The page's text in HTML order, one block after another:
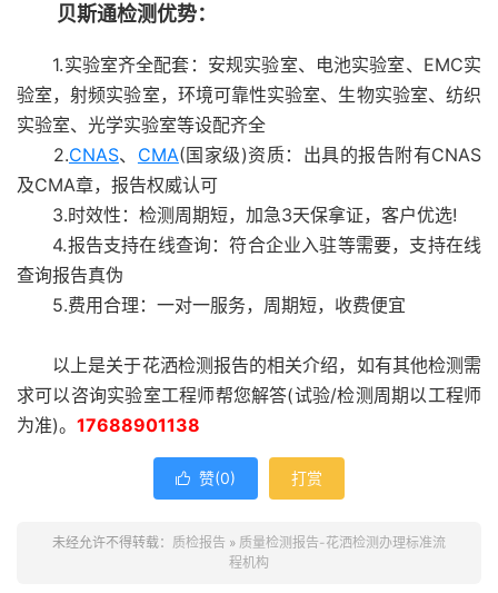
贝斯通检测优势：
1.实验室齐全配套：安规实验室、电池实验室、EMC实
验室，射频实验室，环境可靠性实验室、生物实验室、纺织
实验室、光学实验室等设配齐全
2.CNAS、 CMA(国家级)资质：出具的报告附有CNAS
及CMA章，报告权威认可
3.时效性：检测周期短，加急3天保拿证，客户优选!
4.报告支持在线查询：符合企业入驻等需要，支持在线
查询报告真伪
5.费用合理：一对一服务，周期短，收费便宜
以上是关于花洒检测报告的相关介绍，如有其他检测需
求可以咨询实验室工程师帮您解答(试验/检测周期以工程师
为准)。 17688901138
 赞(0) 打赏
未经允许不得转载： 质检报告 » 质量检测报告-花洒检测办理标准流
程机构